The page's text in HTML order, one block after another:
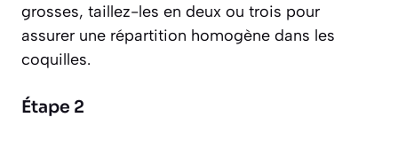
grosses, taillez-les en deux ou trois pour
assurer une répartition homogène dans les
coquilles.
Étape 2